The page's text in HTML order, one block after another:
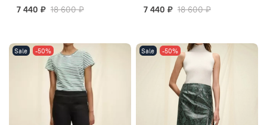
7 440 ₽ 18 600 ₽
7 440 ₽ 18 600 ₽
Sale -50% Sale -50%